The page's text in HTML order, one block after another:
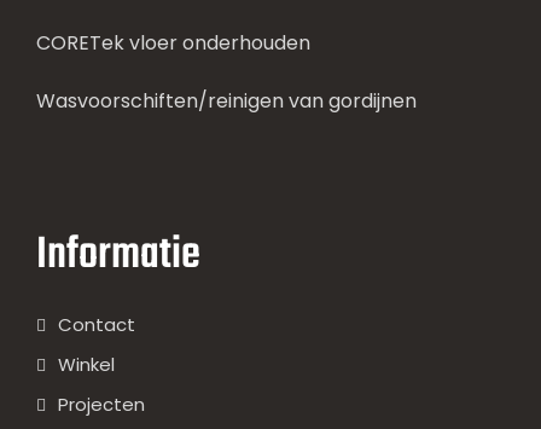
CORETek vloer onderhouden
Wasvoorschiften/reinigen van gordijnen
Informatie
Contact
Winkel
Projecten